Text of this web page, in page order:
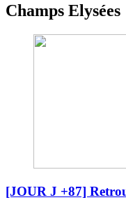
Champs Elysées
[JOUR J +87]